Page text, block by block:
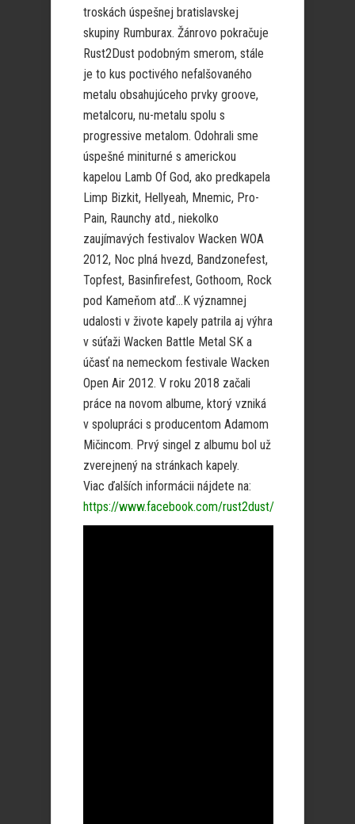
troskách úspešnej bratislavskej
skupiny Rumburax. Žánrovo pokračuje
Rust2Dust podobným smerom, stále
je to kus poctivého nefalšovaného
metalu obsahujúceho prvky groove,
metalcoru, nu-metalu spolu s
progressive metalom. Odohrali sme
úspešné miniturné s americkou
kapelou Lamb Of God, ako predkapela
Limp Bizkit, Hellyeah, Mnemic, Pro-
Pain, Raunchy atd., niekolko
zaujímavých festivalov Wacken WOA
2012, Noc plná hvezd, Bandzonefest,
Topfest, Basinfirefest, Gothoom, Rock
pod Kameňom atď…K významnej
udalosti v živote kapely patrila aj výhra
v súťaži Wacken Battle Metal SK a
účasť na nemeckom festivale Wacken
Open Air 2012. V roku 2018 začali
práce na novom albume, ktorý vzniká
v spolupráci s producentom Adamom
Mičincom. Prvý singel z albumu bol už
zverejnený na stránkach kapely.
Viac ďalších informácii nájdete na:
https://www.facebook.com/rust2dust/